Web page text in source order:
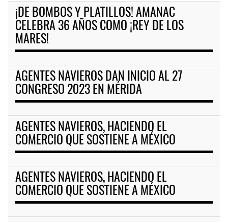
¡DE BOMBOS Y PLATILLOS! AMANAC
CELEBRA 36 AÑOS COMO ¡REY DE LOS
MARES!
AGENTES NAVIEROS DAN INICIO AL 27
CONGRESO 2023 EN MÉRIDA
AGENTES NAVIEROS, HACIENDO EL
COMERCIO QUE SOSTIENE A MÉXICO
AGENTES NAVIEROS, HACIENDO EL
COMERCIO QUE SOSTIENE A MÉXICO